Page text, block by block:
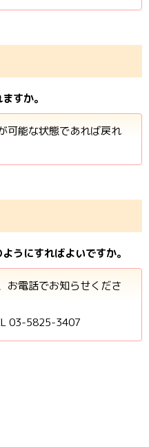
すか。
可能な状態であれば戻れ
うにすればよいですか。
お電話でお知らせくださ
03-5825-3407